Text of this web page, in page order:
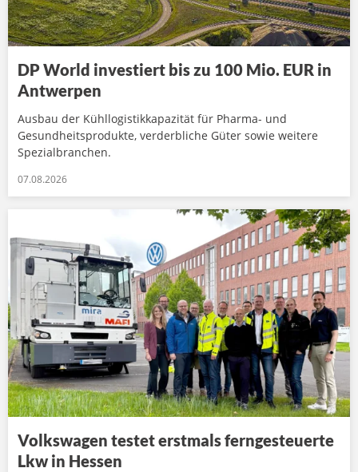
DP World investiert bis zu 100 Mio. EUR in
Antwerpen
Ausbau der Kühllogistikkapazität für Pharma- und
Gesundheitsprodukte, verderbliche Güter sowie weitere
Spezialbranchen.
07.08.2026
Volkswagen testet erstmals ferngesteuerte
Lkw in Hessen